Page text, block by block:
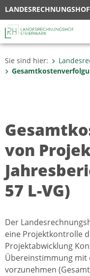
LANDESRECHNUNGSHOF
Sie sind hier:
von
57 L-VG)
Der
eine Projektkontrolle
Projektabwicklung
Übereinstimmung mit
vorzunehmen